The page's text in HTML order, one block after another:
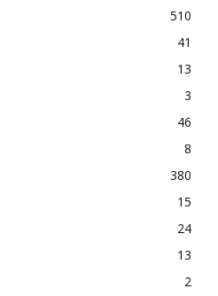
510
41
13
3
46
8
380
15
24
13
2